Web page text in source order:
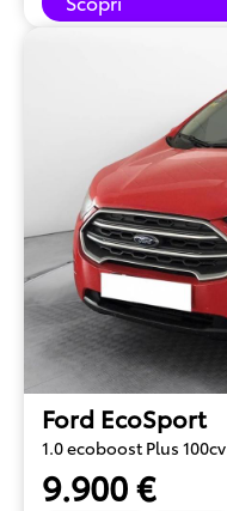
Ford EcoSport
1.0 ecoboost Plus 100cv
9.900 €